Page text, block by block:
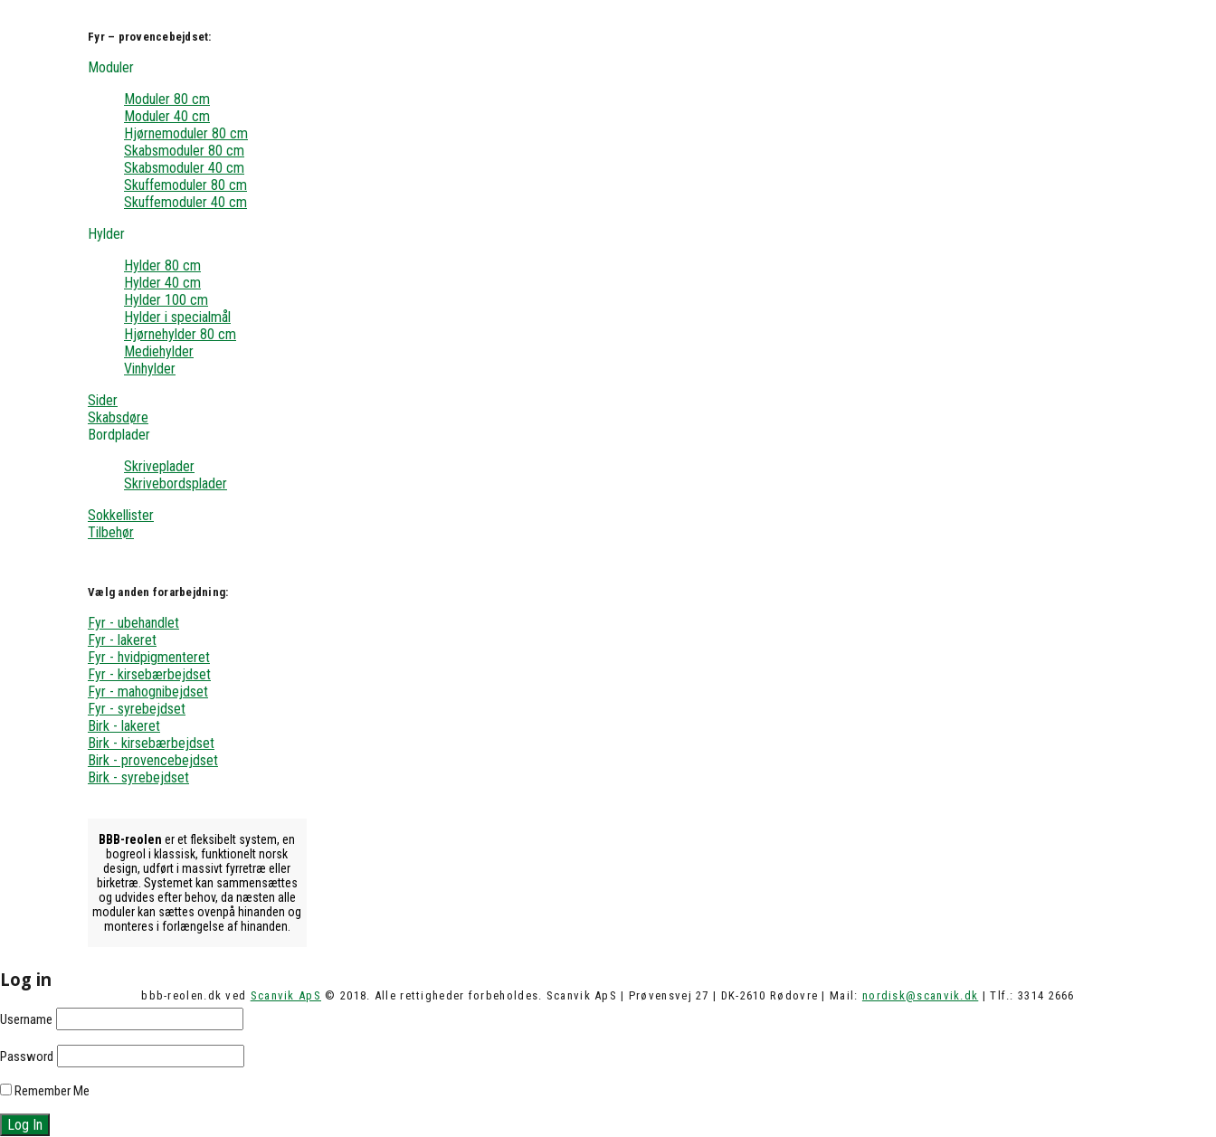
Fyr – provencebejdset:
Moduler
Moduler 80 cm
Moduler 40 cm
Hjørnemoduler 80 cm
Skabsmoduler 80 cm
Skabsmoduler 40 cm
Skuffemoduler 80 cm
Skuffemoduler 40 cm
Hylder
Hylder 80 cm
Hylder 40 cm
Hylder 100 cm
Hylder i specialmål
Hjørnehylder 80 cm
Mediehylder
Vinhylder
Sider
Skabsdøre
Bordplader
Skriveplader
Skrivebordsplader
Sokkellister
Tilbehør
Vælg anden forarbejdning:
Fyr - ubehandlet
Fyr - lakeret
Fyr - hvidpigmenteret
Fyr - kirsebærbejdset
Fyr - mahognibejdset
Fyr - syrebejdset
Birk - lakeret
Birk - kirsebærbejdset
Birk - provencebejdset
Birk - syrebejdset
BBB-reolen er et fleksibelt system, en
bogreol i klassisk, funktionelt norsk
design, udført i massivt fyrretræ eller
birketræ. Systemet kan sammensættes
og udvides efter behov, da næsten alle
moduler kan sættes ovenpå hinanden og
monteres i forlængelse af hinanden.
bbb-reolen.dk ved Scanvik ApS © 2018. Alle rettigheder forbeholdes. Scanvik ApS | Prøvensvej 27 | DK-2610 Rødovre | Mail: nordisk@scanvik.dk | Tlf.: 3314 2666
Log in
Username
Password
Remember Me